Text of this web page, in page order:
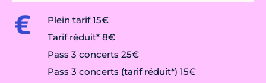
Plein tarif 15€
Tarif réduit* 8€
Pass 3 concerts 25€
Pass 3 concerts (tarif réduit*) 15€